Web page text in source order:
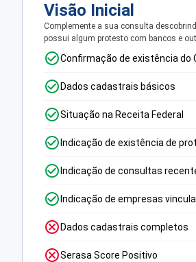
Visão Inicial
Complemente a sua consulta
possui algum protesto com bancos e
Confirmação de existência do
Dados cadastrais básicos
Situação na Receita Federal
Indicação de existência de
Indicação de consultas
Indicação de empresas
Dados cadastrais completos
Serasa Score Positivo